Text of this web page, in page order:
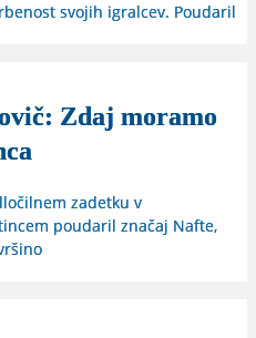
svojih igralcev. Poudaril
Zdaj moramo
zadetku v
poudaril značaj Nafte,